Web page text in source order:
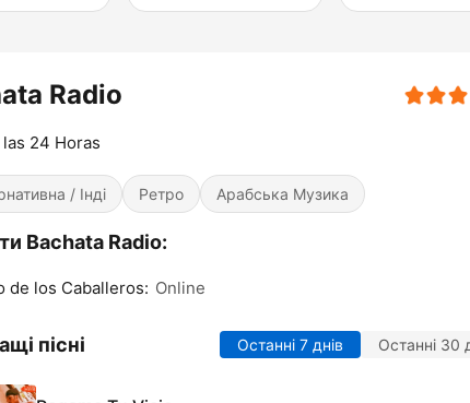
Radio
las 24 Horas
/ Інді Ретро Арабська Музика
Bachata Radio:
de los Caballeros: Online
пісні Останні 7 днів Останні 30